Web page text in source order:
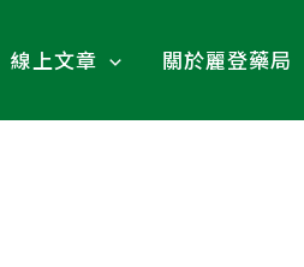
線上文章 關於麗登藥局